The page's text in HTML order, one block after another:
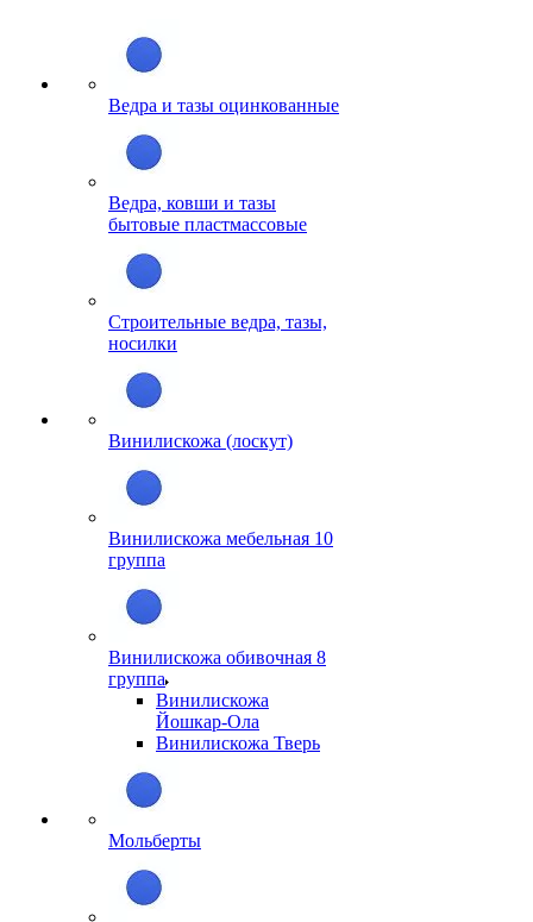
Ведра и тазы оцинкованные
Ведра, ковши и тазы
бытовые пластмассовые
Строительные ведра, тазы,
носилки
Винилискожа (лоскут)
Винилискожа мебельная 10
группа
Винилискожа обивочная 8
группа
Винилискожа
Йошкар-Ола
Винилискожа Тверь
Мольберты